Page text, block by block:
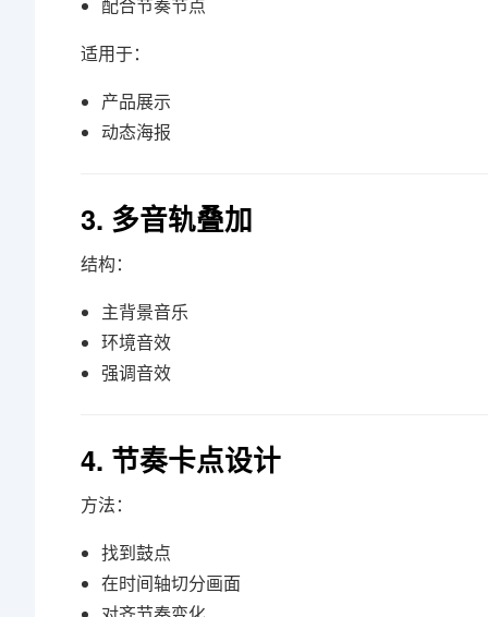
配合节奏节点
适用于：
产品展示
动态海报
3. 多音轨叠加
结构：
主背景音乐
环境音效
强调音效
4. 节奏卡点设计
方法：
找到鼓点
在时间轴切分画面